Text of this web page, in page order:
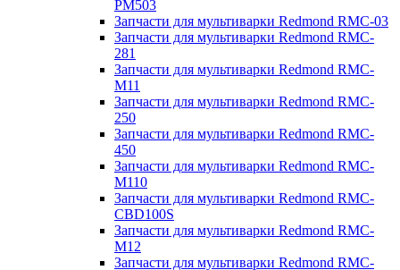
PM503
Запчасти для мультиварки Redmond RMC-03
Запчасти для мультиварки Redmond RMC-
281
Запчасти для мультиварки Redmond RMC-
M11
Запчасти для мультиварки Redmond RMC-
250
Запчасти для мультиварки Redmond RMC-
450
Запчасти для мультиварки Redmond RMC-
M110
Запчасти для мультиварки Redmond RMC-
CBD100S
Запчасти для мультиварки Redmond RMC-
M12
Запчасти для мультиварки Redmond RMC-